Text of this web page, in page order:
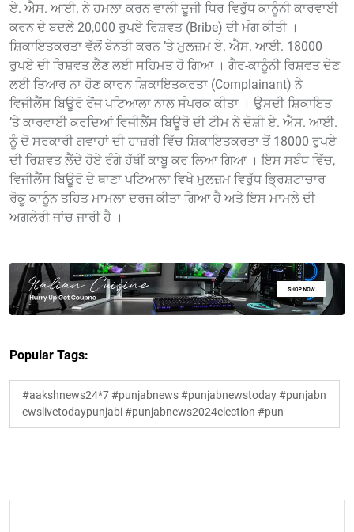
ਏ. ਐਸ. ਆਈ. ਨੇ ਹਮਲਾ ਕਰਨ ਵਾਲੀ ਦੂਜੀ ਧਿਰ ਵਿਰੁੱਧ ਕਾਨੂੰਨੀ ਕਾਰਵਾਈ
ਕਰਨ ਦੇ ਬਦਲੇ 20,000 ਰੁਪਏ ਰਿਸ਼ਵਤ (Bribe) ਦੀ ਮੰਗ ਕੀਤੀ ।
ਸ਼ਿਕਾਇਤਕਰਤਾ ਵੱਲੋਂ ਬੇਨਤੀ ਕਰਨ ’ਤੇ ਮੁਲਜ਼ਮ ਏ. ਐਸ. ਆਈ. 18000
ਰੁਪਏ ਦੀ ਰਿਸ਼ਵਤ ਲੈਣ ਲਈ ਸਹਿਮਤ ਹੋ ਗਿਆ । ਗੈਰ-ਕਾਨੂੰਨੀ ਰਿਸ਼ਵਤ ਦੇਣ
ਲਈ ਤਿਆਰ ਨਾ ਹੋਣ ਕਾਰਨ ਸ਼ਿਕਾਇਤਕਰਤਾ (Complainant) ਨੇ
ਵਿਜੀਲੈਂਸ ਬਿਊਰੋ ਰੇਂਜ ਪਟਿਆਲਾ ਨਾਲ ਸੰਪਰਕ ਕੀਤਾ । ਉਸਦੀ ਸ਼ਿਕਾਇਤ
’ਤੇ ਕਾਰਵਾਈ ਕਰਦਿਆਂ ਵਿਜੀਲੈਂਸ ਬਿਊਰੋ ਦੀ ਟੀਮ ਨੇ ਦੋਸ਼ੀ ਏ. ਐਸ. ਆਈ.
ਨੂੰ ਦੋ ਸਰਕਾਰੀ ਗਵਾਹਾਂ ਦੀ ਹਾਜ਼ਰੀ ਵਿੱਚ ਸ਼ਿਕਾਇਤਕਰਤਾ ਤੋਂ 18000 ਰੁਪਏ
ਦੀ ਰਿਸ਼ਵਤ ਲੈਂਦੇ ਹੋਏ ਰੰਗੇ ਹੱਥੀਂ ਕਾਬੂ ਕਰ ਲਿਆ ਗਿਆ । ਇਸ ਸਬੰਧ ਵਿੱਚ,
ਵਿਜੀਲੈਂਸ ਬਿਊਰੋ ਦੇ ਥਾਣਾ ਪਟਿਆਲਾ ਵਿਖੇ ਮੁਲਜ਼ਮ ਵਿਰੁੱਧ ਭ੍ਰਿਸ਼ਟਾਚਾਰ
ਰੋਕੂ ਕਾਨੂੰਨ ਤਹਿਤ ਮਾਮਲਾ ਦਰਜ ਕੀਤਾ ਗਿਆ ਹੈ ਅਤੇ ਇਸ ਮਾਮਲੇ ਦੀ
ਅਗਲੇਰੀ ਜਾਂਚ ਜਾਰੀ ਹੈ ।
Popular Tags:
#aakshnews24*7 #punjabnews #punjabnewstoday #punjabn
ewslivetodaypunjabi #punjabnews2024election #pun